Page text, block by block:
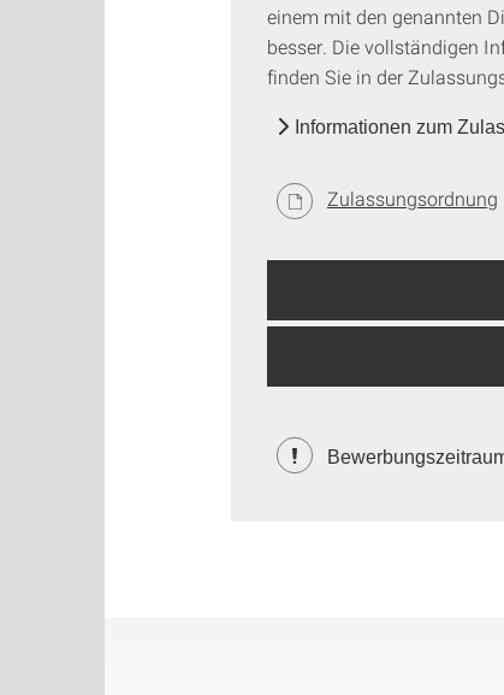
einem mit den genannten
besser. Die vollständigen
finden Sie in der
Informationen zum
Zulassungsordnung